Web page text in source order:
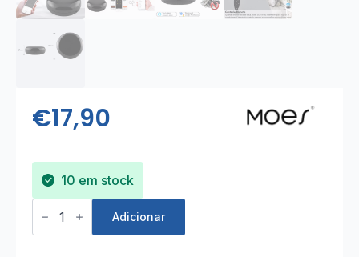
€17,90
10 em stock
Quantidade
de
Adicionar